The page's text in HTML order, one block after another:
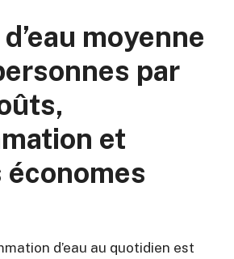
moyenne
par
et
d’eau au quotidien est